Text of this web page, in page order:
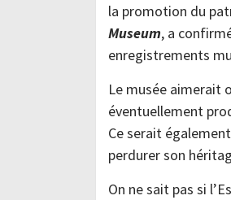
la promotion du
Museum, a
enregistrements
Le musée aimerait
éventuellement
Ce serait
perdurer son
On ne sait pas si